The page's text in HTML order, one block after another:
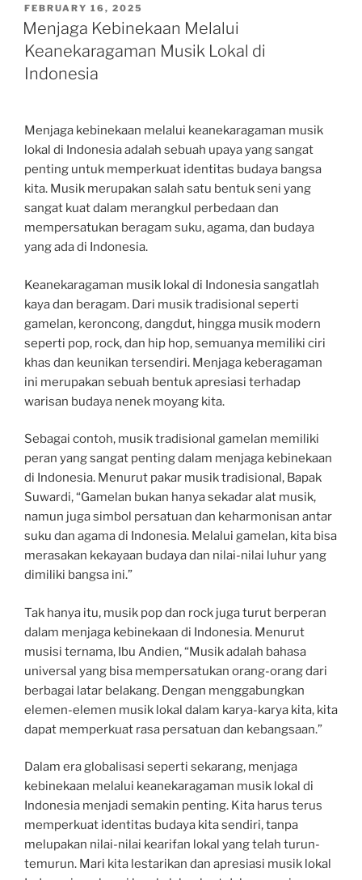
POSTED
ON
FEBRUARY 16, 2025
Menjaga Kebinekaan Melalui
Keanekaragaman Musik Lokal di
Indonesia
Menjaga kebinekaan melalui keanekaragaman musik
lokal di Indonesia adalah sebuah upaya yang sangat
penting untuk memperkuat identitas budaya bangsa
kita. Musik merupakan salah satu bentuk seni yang
sangat kuat dalam merangkul perbedaan dan
mempersatukan beragam suku, agama, dan budaya
yang ada di Indonesia.
Keanekaragaman musik lokal di Indonesia sangatlah
kaya dan beragam. Dari musik tradisional seperti
gamelan, keroncong, dangdut, hingga musik modern
seperti pop, rock, dan hip hop, semuanya memiliki ciri
khas dan keunikan tersendiri. Menjaga keberagaman
ini merupakan sebuah bentuk apresiasi terhadap
warisan budaya nenek moyang kita.
Sebagai contoh, musik tradisional gamelan memiliki
peran yang sangat penting dalam menjaga kebinekaan
di Indonesia. Menurut pakar musik tradisional, Bapak
Suwardi, “Gamelan bukan hanya sekadar alat musik,
namun juga simbol persatuan dan keharmonisan antar
suku dan agama di Indonesia. Melalui gamelan, kita bisa
merasakan kekayaan budaya dan nilai-nilai luhur yang
dimiliki bangsa ini.”
Tak hanya itu, musik pop dan rock juga turut berperan
dalam menjaga kebinekaan di Indonesia. Menurut
musisi ternama, Ibu Andien, “Musik adalah bahasa
universal yang bisa mempersatukan orang-orang dari
berbagai latar belakang. Dengan menggabungkan
elemen-elemen musik lokal dalam karya-karya kita, kita
dapat memperkuat rasa persatuan dan kebangsaan.”
Dalam era globalisasi seperti sekarang, menjaga
kebinekaan melalui keanekaragaman musik lokal di
Indonesia menjadi semakin penting. Kita harus terus
memperkuat identitas budaya kita sendiri, tanpa
melupakan nilai-nilai kearifan lokal yang telah turun-
temurun. Mari kita lestarikan dan apresiasi musik lokal